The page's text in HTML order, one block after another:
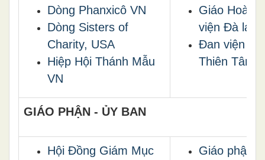
Dòng Phanxicô VN
Dòng Sisters of
Charity, USA
Hiệp Hội Thánh Mẫu
VN
Giáo Hoàng
viện Đà lạt
Đan viện
Thiên Tâm
GIÁO PHẬN - ỦY BAN
Hội Đồng Giám Mục
Giáo phận